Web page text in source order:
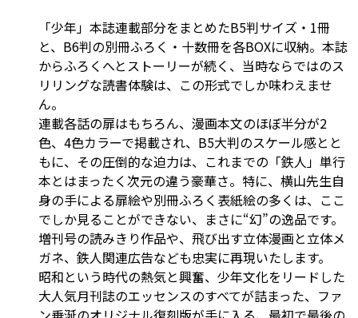
「少年」本誌連載部分をまとめたB5判サイズ・1冊
と、B6判の別冊ふろく・十数冊を各BOXに収納。本誌
からふろくへとストーリーが続く、当時ならではのス
リリングな読書体験は、この形式でしか味わえませ
ん。
連載各話の扉はもちろん、漫画本文のほぼ半分が2
色、4色カラーで掲載され、B5大判のスケール感とと
もに、その圧倒的な迫力は、これまでの「鉄人」単行
本とはまったく次元の違う豪華さ。特に、横山先生自
身の手による扉絵や別冊ふろく表紙絵の多くは、ここ
でしか見ることができない、まさに“幻”の逸品です。
増刊号の読みきり作品や、飛び出す立体漫画と立体メ
ガネ、鉄人関連広告なども忠実に再現いたします。
昭和という時代の熱気と興奮、少年文化をリードした
大人気月刊誌のエッセンスのすべてが詰まった、ファ